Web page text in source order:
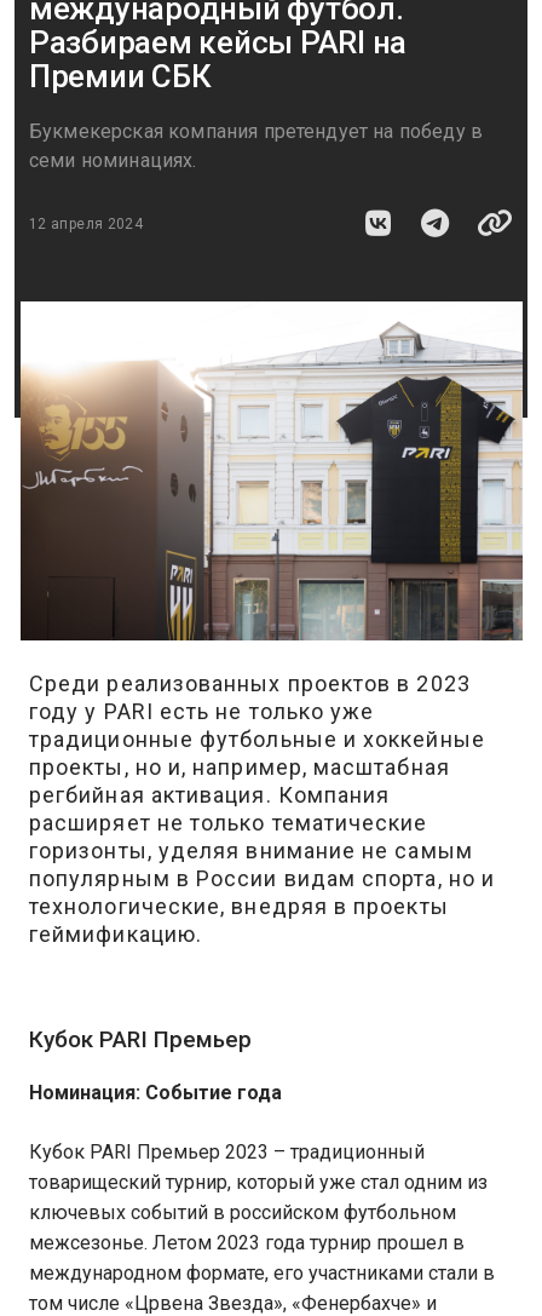
международный футбол.
Разбираем кейсы PARI на
Премии СБК
Букмекерская компания претендует на победу в
семи номинациях.
12 апреля 2024
Среди реализованных проектов в 2023
году у PARI есть не только уже
традиционные футбольные и хоккейные
проекты, но и, например, масштабная
регбийная активация. Компания
расширяет не только тематические
горизонты, уделяя внимание не самым
популярным в России видам спорта, но и
технологические, внедряя в проекты
геймификацию.
Кубок PARI Премьер
Номинация: Событие года
Кубок PARI Премьер 2023 – традиционный
товарищеский турнир, который уже стал одним из
ключевых событий в российском футбольном
межсезонье. Летом 2023 года турнир прошел в
международном формате, его участниками стали в
том числе «Црвена Звезда», «Фенербахче» и